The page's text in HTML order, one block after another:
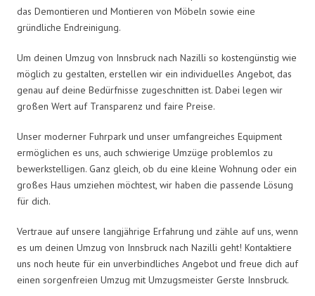
das Demontieren und Montieren von Möbeln sowie eine
gründliche Endreinigung.
Um deinen Umzug von Innsbruck nach Nazilli so kostengünstig wie
möglich zu gestalten, erstellen wir ein individuelles Angebot, das
genau auf deine Bedürfnisse zugeschnitten ist. Dabei legen wir
großen Wert auf Transparenz und faire Preise.
Unser moderner Fuhrpark und unser umfangreiches Equipment
ermöglichen es uns, auch schwierige Umzüge problemlos zu
bewerkstelligen. Ganz gleich, ob du eine kleine Wohnung oder ein
großes Haus umziehen möchtest, wir haben die passende Lösung
für dich.
Vertraue auf unsere langjährige Erfahrung und zähle auf uns, wenn
es um deinen Umzug von Innsbruck nach Nazilli geht! Kontaktiere
uns noch heute für ein unverbindliches Angebot und freue dich auf
einen sorgenfreien Umzug mit Umzugsmeister Gerste Innsbruck.